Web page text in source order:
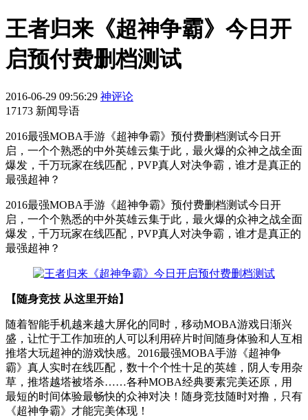
王者归来《超神争霸》今日开
启预付费删档测试
2016-06-29 09:56:29 神评论
17173 新闻导语
2016最强MOBA手游《超神争霸》预付费删档测试今日开
启，一个个熟悉的中外英雄云集于此，最火爆的众神之战全面
爆发，千万玩家在线匹配，PVP真人对决争霸，谁才是真正的
最强超神？
2016最强MOBA手游《超神争霸》预付费删档测试今日开
启，一个个熟悉的中外英雄云集于此，最火爆的众神之战全面
爆发，千万玩家在线匹配，PVP真人对决争霸，谁才是真正的
最强超神？
【随身竞技 从这里开始】
随着智能手机越来越大屏化的同时，移动MOBA游戏日渐兴
盛，让忙于工作加班的人可以利用碎片时间随身体验和人互相
推塔大玩超神的游戏快感。2016最强MOBA手游《超神争
霸》真人实时在线匹配，数十个个性十足的英雄，阴人专用杂
草，推塔越塔被塔杀……各种MOBA经典要素完美还原，用
最短的时间体验最畅快的众神对决！随身竞技随时对撸，只有
《超神争霸》才能完美体现！